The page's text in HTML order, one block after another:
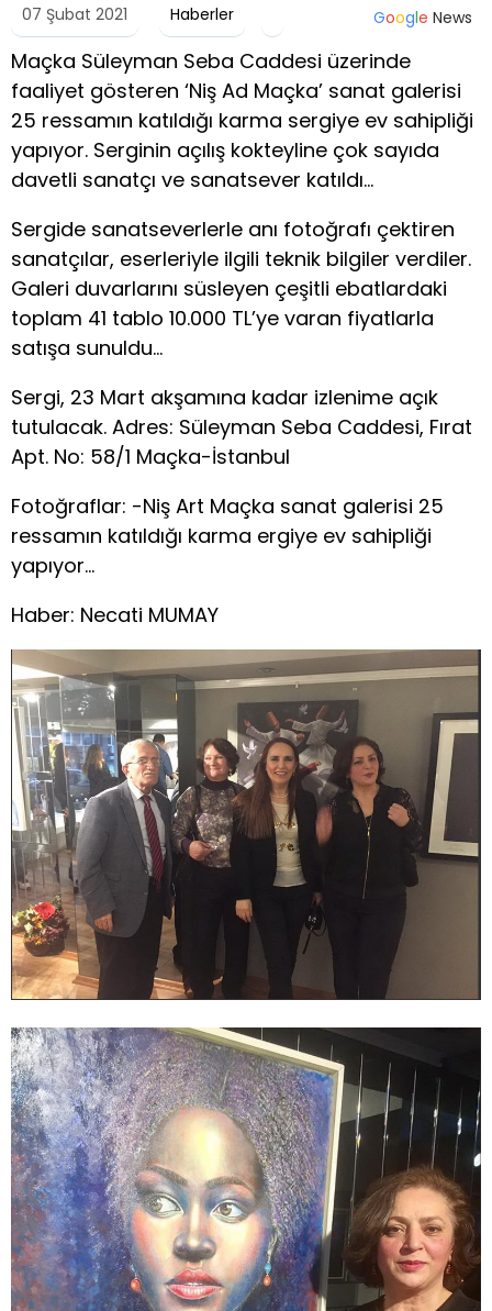
07 Şubat 2021 Haberler Google News
Maçka Süleyman Seba Caddesi üzerinde
faaliyet gösteren ‘Niş Ad Maçka’ sanat galerisi
25 ressamın katıldığı karma sergiye ev sahipliği
yapıyor. Serginin açılış kokteyline çok sayıda
davetli sanatçı ve sanatsever katıldı…
Sergide sanatseverlerle anı fotoğrafı çektiren
sanatçılar, eserleriyle ilgili teknik bilgiler verdiler.
Galeri duvarlarını süsleyen çeşitli ebatlardaki
toplam 41 tablo 10.000 TL’ye varan fiyatlarla
satışa sunuldu…
Sergi, 23 Mart akşamına kadar izlenime açık
tutulacak. Adres: Süleyman Seba Caddesi, Fırat
Apt. No: 58/1 Maçka-İstanbul
Fotoğraflar: -Niş Art Maçka sanat galerisi 25
ressamın katıldığı karma ergiye ev sahipliği
yapıyor…
Haber: Necati MUMAY